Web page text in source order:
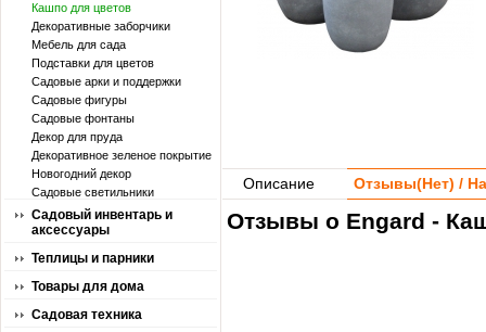
Кашпо для цветов
Декоративные заборчики
Мебель для сада
Подставки для цветов
Садовые арки и поддержки
Садовые фигуры
Садовые фонтаны
Декор для пруда
Декоративное зеленое покрытие
Новогодний декор
Садовые светильники
Садовый инвентарь и
аксессуары
Теплицы и парники
Товары для дома
Садовая техника
Описание Отзывы(Нет) /
Отзывы о Engard -